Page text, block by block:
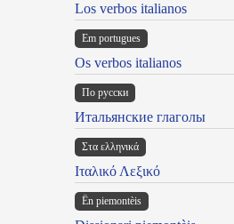
Los verbos italianos
Em portugues
Os verbos italianos
По русски
Итальянские глаголы
Στα ελληνικά
Ιταλικό Λεξικό
Ën piemontèis